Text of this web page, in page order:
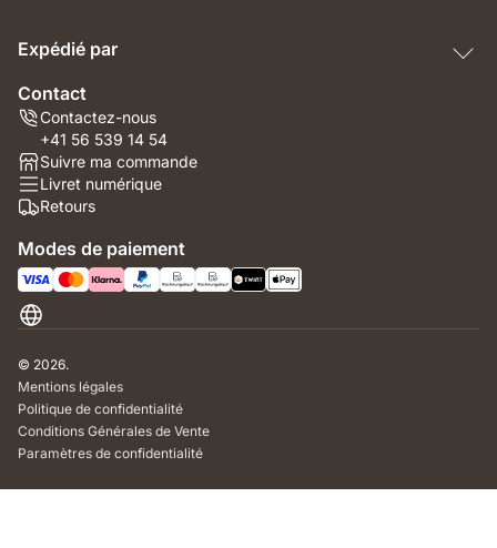
Expédié par
Contact
Contactez-nous
+41 56 539 14 54
Suivre ma commande
Livret numérique
Retours
Modes de paiement
© 2026.
Mentions légales
Politique de confidentialité
Conditions Générales de Vente
Paramètres de confidentialité